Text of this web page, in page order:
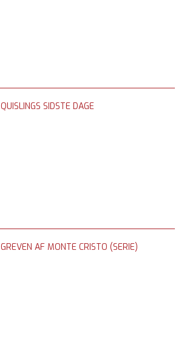
QUISLINGS SIDSTE DAGE
GREVEN AF MONTE CRISTO (SERIE)